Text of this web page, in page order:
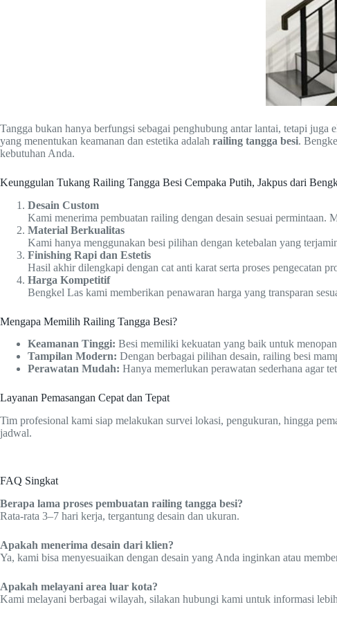
Tangga bukan hanya berfungsi sebagai penghubung antar lantai, tetapi
yang menentukan keamanan dan estetika adalah railing tangga besi.
kebutuhan Anda.
Keunggulan Tukang Railing Tangga Besi Cempaka Putih, Jakpus dari
Desain Custom
Kami menerima pembuatan railing dengan desain sesuai
Material Berkualitas
Kami hanya menggunakan besi pilihan dengan ketebalan yang
Finishing Rapi dan Estetis
Hasil akhir dilengkapi dengan cat anti karat serta proses pengecatan
Harga Kompetitif
Bengkel Las kami memberikan penawaran harga yang transparan
Mengapa Memilih Railing Tangga Besi?
Keamanan Tinggi: Besi memiliki kekuatan yang baik untuk
Tampilan Modern: Dengan berbagai pilihan desain, railing besi
Perawatan Mudah: Hanya memerlukan perawatan sederhana agar
Layanan Pemasangan Cepat dan Tepat
Tim profesional kami siap melakukan survei lokasi, pengukuran, hingga
jadwal.
FAQ Singkat
Berapa lama proses pembuatan railing tangga besi?
Rata-rata 3–7 hari kerja, tergantung desain dan ukuran.
Apakah menerima desain dari klien?
Ya, kami bisa menyesuaikan dengan desain yang Anda inginkan atau
Apakah melayani area luar kota?
Kami melayani berbagai wilayah, silakan hubungi kami untuk informasi